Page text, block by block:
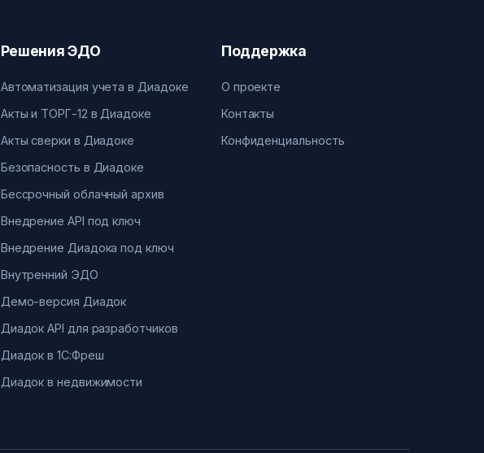
Решения ЭДО
Автоматизация учета в Диадоке
Акты и ТОРГ-12 в Диадоке
Акты сверки в Диадоке
Безопасность в Диадоке
Бессрочный облачный архив
Внедрение API под ключ
Внедрение Диадока под ключ
Внутренний ЭДО
Демо-версия Диадок
Диадок API для разработчиков
Диадок в 1С:Фреш
Диадок в недвижимости
Поддержка
О проекте
Контакты
Конфиденциальность